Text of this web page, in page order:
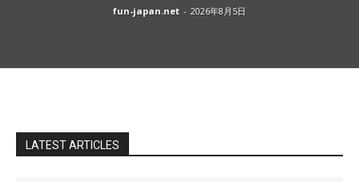
fun-japan.net - 2026年8月5日
LATEST ARTICLES